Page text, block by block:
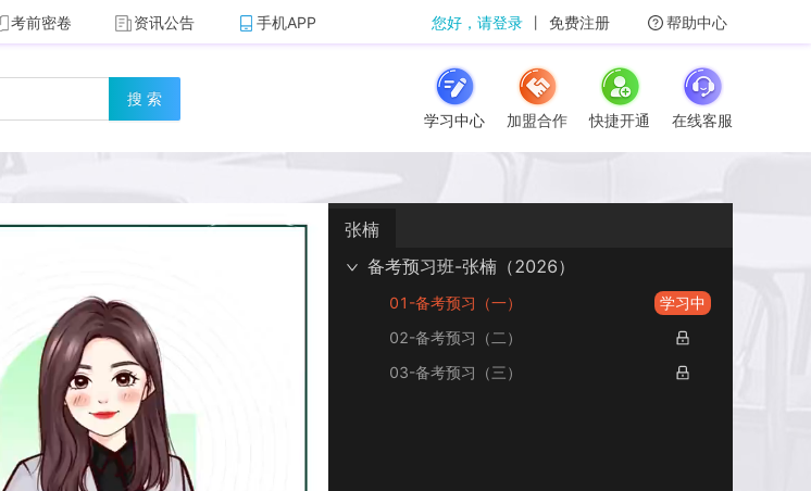
考前密卷 资讯公告 手机APP 您好，请登录 丨 免费注册 帮助中心
搜 索
学习中心
加盟合作 快捷开通 在线客服
张楠
备考预习班-张楠（2026）
01-备考预习（一）
学习中
02-备考预习（二）
03-备考预习（三）